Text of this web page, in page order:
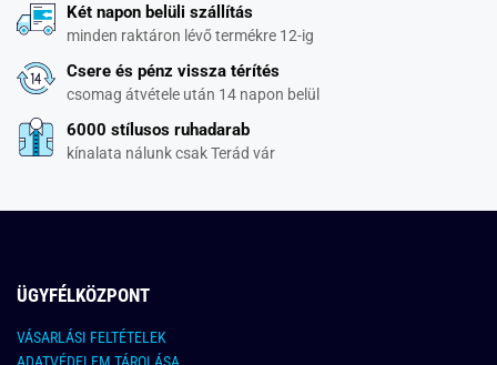
Két napon belüli szállítás
minden raktáron lévő termékre 12-ig
Csere és pénz vissza térítés
csomag átvétele után 14 napon belül
6000 stílusos ruhadarab
kínalata nálunk csak Terád vár
ÜGYFÉLKÖZPONT
VÁSARLÁSI FELTÉTELEK